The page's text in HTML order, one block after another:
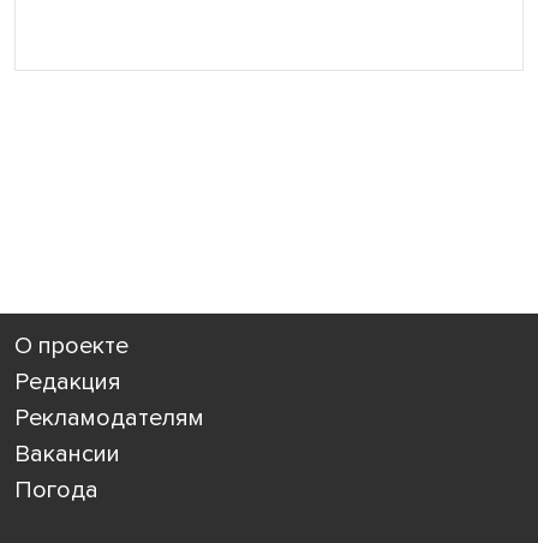
О проекте
Редакция
Рекламодателям
Вакансии
Погода